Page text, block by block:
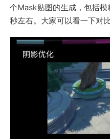
个Mask贴图的生成，包括
秒左右。大家可以看一下对比